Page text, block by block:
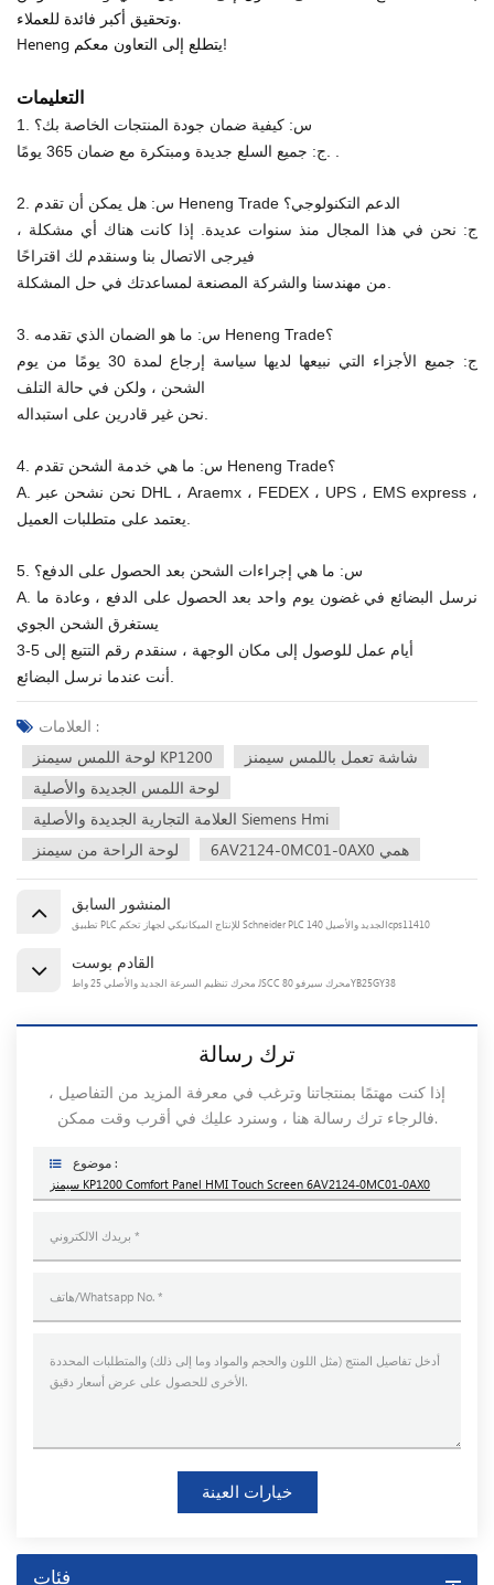
وتحقيق أكبر فائدة للعملاء.
Heneng يتطلع إلى التعاون معكم!
التعليمات
1. س: كيفية ضمان جودة المنتجات الخاصة بك؟
ج: جميع السلع جديدة ومبتكرة مع ضمان 365 يومًا. .
2. س: هل يمكن أن تقدم Heneng Trade الدعم التكنولوجي؟
ج: نحن في هذا المجال منذ سنوات عديدة. إذا كانت هناك أي مشكلة ،
فيرجى الاتصال بنا وسنقدم لك اقتراحًا
من مهندسنا والشركة المصنعة لمساعدتك في حل المشكلة.
3. س: ما هو الضمان الذي تقدمه Heneng Trade؟
ج: جميع الأجزاء التي نبيعها لديها سياسة إرجاع لمدة 30 يومًا من يوم
الشحن ، ولكن في حالة التلف
نحن غير قادرين على استبداله.
4. س: ما هي خدمة الشحن تقدم Heneng Trade؟
A. نحن نشحن عبر DHL ، Araemx ، FEDEX ، UPS ، EMS express ،
يعتمد على متطلبات العميل.
5. س: ما هي إجراءات الشحن بعد الحصول على الدفع؟
A. نرسل البضائع في غضون يوم واحد بعد الحصول على الدفع ، وعادة ما
يستغرق الشحن الجوي
3-5 أيام عمل للوصول إلى مكان الوجهة ، سنقدم رقم التتبع إلى
أنت عندما نرسل البضائع.
العلامات :
لوحة اللمس سيمنز KP1200
شاشة تعمل باللمس سيمنز
لوحة اللمس الجديدة والأصلية
العلامة التجارية الجديدة والأصلية Siemens Hmi
لوحة الراحة من سيمنز
6AV2124-0MC01-0AX0 همي
المنشور السابق
تطبيق PLC للإنتاج الميكانيكي لجهاز تحكم Schneider PLC الجديد والأصيل 140cps11410
القادم بوست
محرك تنظيم السرعة الجديد والأصلي 25 واط JSCC محرك سيرفو 80YB25GY38
ترك رسالة
إذا كنت مهتمًا بمنتجاتنا وترغب في معرفة المزيد من التفاصيل ،
فالرجاء ترك رسالة هنا ، وسنرد عليك في أقرب وقت ممكن.
موضوع :
سيمنز KP1200 Comfort Panel HMI Touch Screen 6AV2124-0MC01-0AX0
خيارات العينة
فئات